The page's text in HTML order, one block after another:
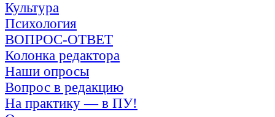
Культура
Психология
ВОПРОС-ОТВЕТ
Колонка редактора
Наши опросы
Вопрос в редакцию
На практику — в ПУ!